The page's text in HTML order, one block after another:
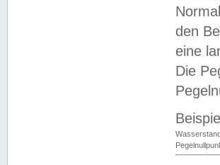
den
eine
Die